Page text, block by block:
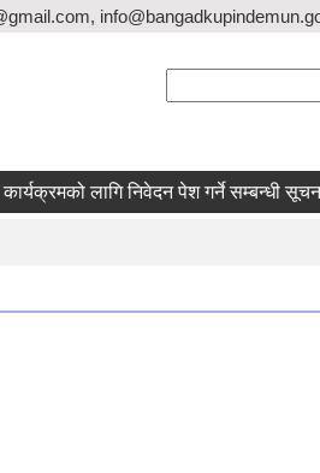
लागि निवेदन पेश गर्ने सम्बन्धी सूचना।